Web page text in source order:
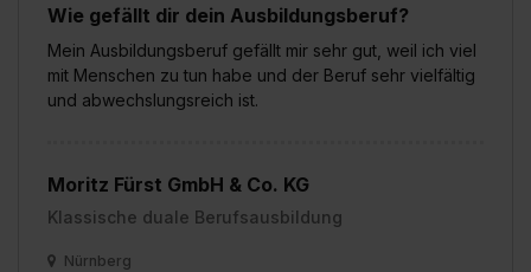
Wie gefällt dir dein Ausbildungsberuf?
Mein Ausbildungsberuf gefällt mir sehr gut, weil ich viel
mit Menschen zu tun habe und der Beruf sehr vielfältig
und abwechslungsreich ist.
Moritz Fürst GmbH & Co. KG
Klassische duale Berufsausbildung
Nürnberg